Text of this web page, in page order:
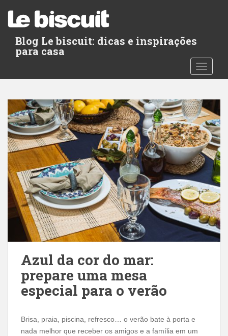
Blog Le biscuit: dicas e inspirações
para casa
Azul da cor do mar:
prepare uma mesa
especial para o verão
Brisa, praia, piscina, refresco… o verão bate à porta e
nada melhor que receber os amigos e a família em um